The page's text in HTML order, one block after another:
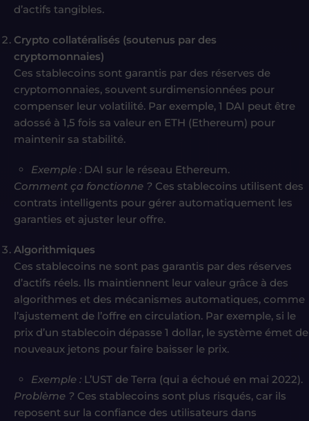
d’actifs tangibles.
Crypto collatéralisés (soutenus par des
cryptomonnaies)
Ces stablecoins sont garantis par des réserves de
cryptomonnaies, souvent surdimensionnées pour
compenser leur volatilité. Par exemple, 1 DAI peut être
adossé à 1,5 fois sa valeur en ETH (Ethereum) pour
maintenir sa stabilité.
Exemple : DAI sur le réseau Ethereum.
Comment ça fonctionne ? Ces stablecoins utilisent des
contrats intelligents pour gérer automatiquement les
garanties et ajuster leur offre.
Algorithmiques
Ces stablecoins ne sont pas garantis par des réserves
d’actifs réels. Ils maintiennent leur valeur grâce à des
algorithmes et des mécanismes automatiques, comme
l’ajustement de l’offre en circulation. Par exemple, si le
prix d’un stablecoin dépasse 1 dollar, le système émet de
nouveaux jetons pour faire baisser le prix.
Exemple : L’UST de Terra (qui a échoué en mai 2022).
Problème ? Ces stablecoins sont plus risqués, car ils
reposent sur la confiance des utilisateurs dans